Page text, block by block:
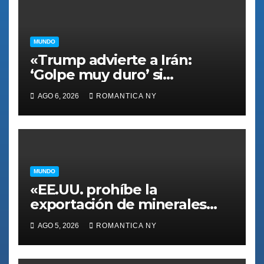
MUNDO
«Trump advierte a Irán:
‘Golpe muy duro’ si
retrocede en negociaciones
nucleares»
AGO 6, 2026 ROMANTICA NY
MUNDO
«EE.UU. prohíbe la
exportación de minerales
estratégicos para fortalecer
su autonomía en defensa»
AGO 5, 2026 ROMANTICA NY